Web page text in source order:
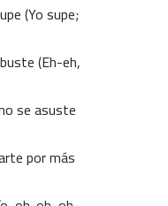
(Yo supe;
(Eh-eh,
se asuste
por más